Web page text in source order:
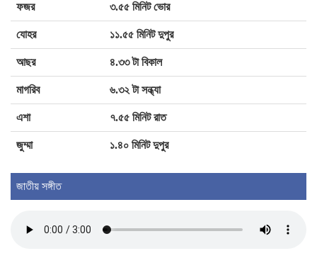
বাংলাদেশ-নেপাল মৎস্য খাতে ভিত্তি হিসেবে ভূমিকা
রাখতে পারে: রাষ্ট্রদূত
ফজর ৩.৫৫ মিনিট ভোর
যোহর ১১.৫৫ মিনিট দুপুর
আছর ৪.৩৩ টা বিকাল
মাগরিব ৬.৩২ টা সন্ধ্যা
এশা ৭.৫৫ মিনিট রাত
জুম্মা ১.৪০ মিনিট দুপুর
জাতীয় সঙ্গীত